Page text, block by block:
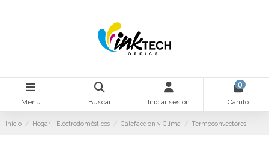
Menu Buscar Iniciar sesión
0
Carrito
Inicio Hogar - Electrodomésticos Calefacción y Clima Termoconvectores